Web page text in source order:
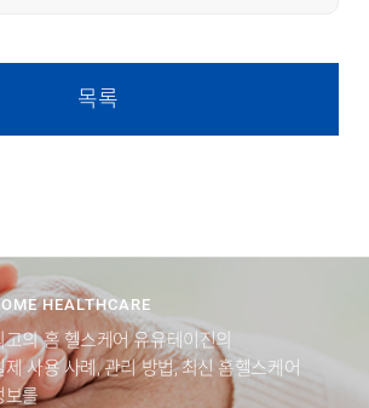
목록
HEALTHCARE
고의 홈 헬스케어 유유테이진의
제 사용 사례, 관리 방법, 최신 홈헬스케어
보를